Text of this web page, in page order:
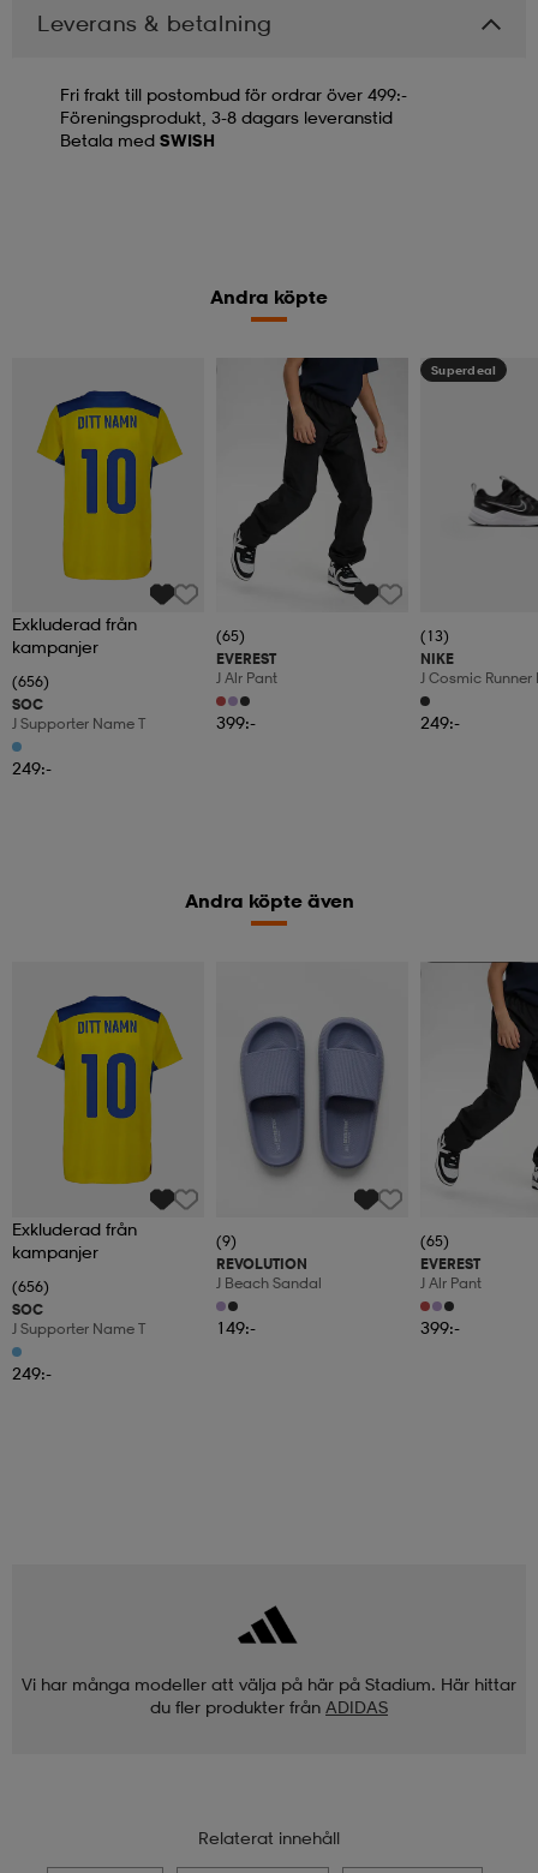
Leverans & betalning
Fri frakt till postombud för ordrar över 499:-
Föreningsprodukt, 3-8 dagars leveranstid
Betala med SWISH
Andra köpte
Exkluderad från
kampanjer
(656)
SOC
J Supporter Name T
249:-
Kampanj -25%
(65)
EVEREST
J Alr Pant
399:-
Superdeal
(13)
NIKE
J Cosmic Runner
249:-
Andra köpte även
Exkluderad från
kampanjer
(656)
SOC
J Supporter Name T
249:-
(9)
REVOLUTION
J Beach Sandal
149:-
Kampanj -25%
(65)
EVEREST
J Alr Pant
399:-
Vi har många modeller att välja på här på Stadium. Här hittar
du fler produkter från ADIDAS
Relaterat innehåll